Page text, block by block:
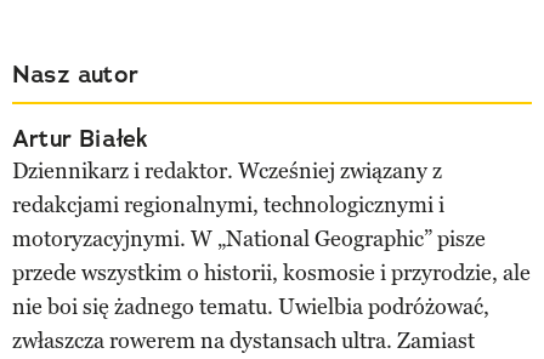
Nasz autor
Artur Białek
Dziennikarz i redaktor. Wcześniej związany z
redakcjami regionalnymi, technologicznymi i
motoryzacyjnymi. W „National Geographic” pisze
przede wszystkim o historii, kosmosie i przyrodzie, ale
nie boi się żadnego tematu. Uwielbia podróżować,
zwłaszcza rowerem na dystansach ultra. Zamiast